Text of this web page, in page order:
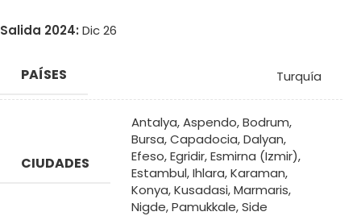
Salida 2024: Dic 26
PAÍSES Turquía
CIUDADES
Antalya,Aspendo,Bodrum,
Bursa,Capadocia,Dalyan,
Efeso,Egridir,Esmirna (Izmir),
Estambul,Ihlara,Karaman,
Konya,Kusadasi,Marmaris,
Nigde,Pamukkale,Side